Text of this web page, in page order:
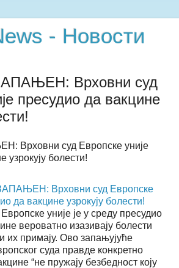
- Новости
Врховни суд
пресудио да вакцине
Врховни суд Европске уније
узрокују болести!
Врховни суд Европске
да вакцине узрокују болести!
уније је у среду пресудио
вероватно изазивају болести
их примају. Ово запањујуће
суда правде конкретно
“не пружају безбедност коју